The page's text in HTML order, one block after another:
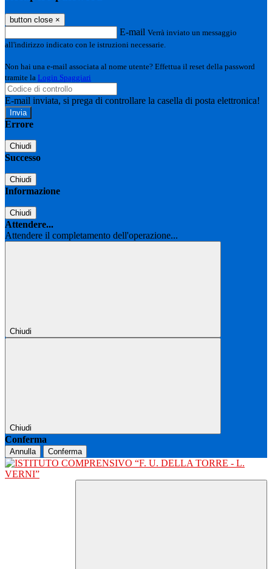
button close ×
E-mail Verrà inviato un messaggio
all'indirizzo indicato con le istruzioni necessarie.
Non hai una e-mail associata al nome utente? Effettua il reset della password
tramite la Login Spaggiari
E-mail inviata, si prega di controllare la casella di posta elettronica!
Errore
Chiudi
Successo
Chiudi
Informazione
Chiudi
Attendere...
Attendere il completamento dell'operazione...
Chiudi
Chiudi
Conferma
Annulla Conferma